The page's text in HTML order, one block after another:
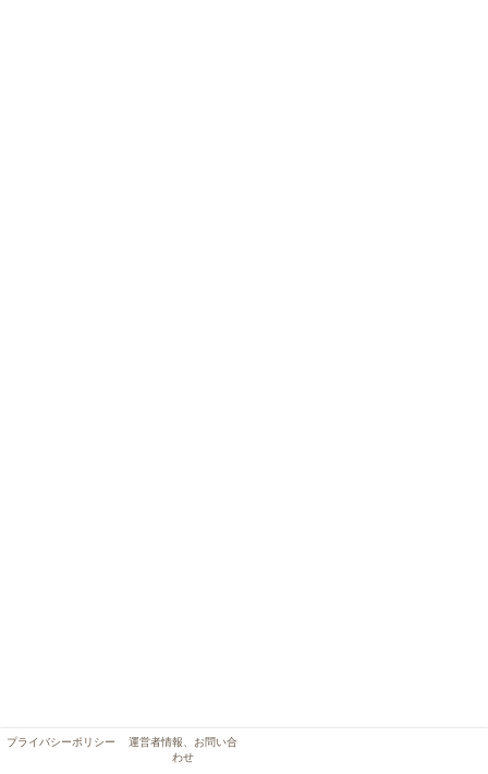
プライバシーポリシー
運営者情報、お問い合
わせ